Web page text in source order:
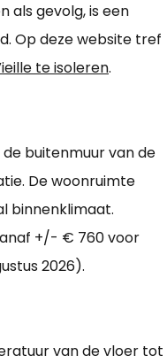
als gevolg, is een
Op deze website tref
te isoleren.
buitenmuur van de
De woonruimte
binnenklimaat.
+/- € 760 voor
2026).
van de vloer tot